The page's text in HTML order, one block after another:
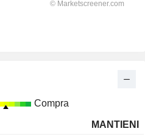
Compra
MANTIENI